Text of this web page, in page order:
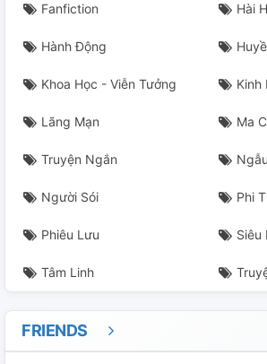
Fanfiction Hài
Hành Động
Khoa Học - Viễn Tưởng Kinh
Lãng Mạn Ma
Truyện Ngắn
Người Sói Phi
Phiêu Lưu Siêu
Tâm Linh
FRIENDS